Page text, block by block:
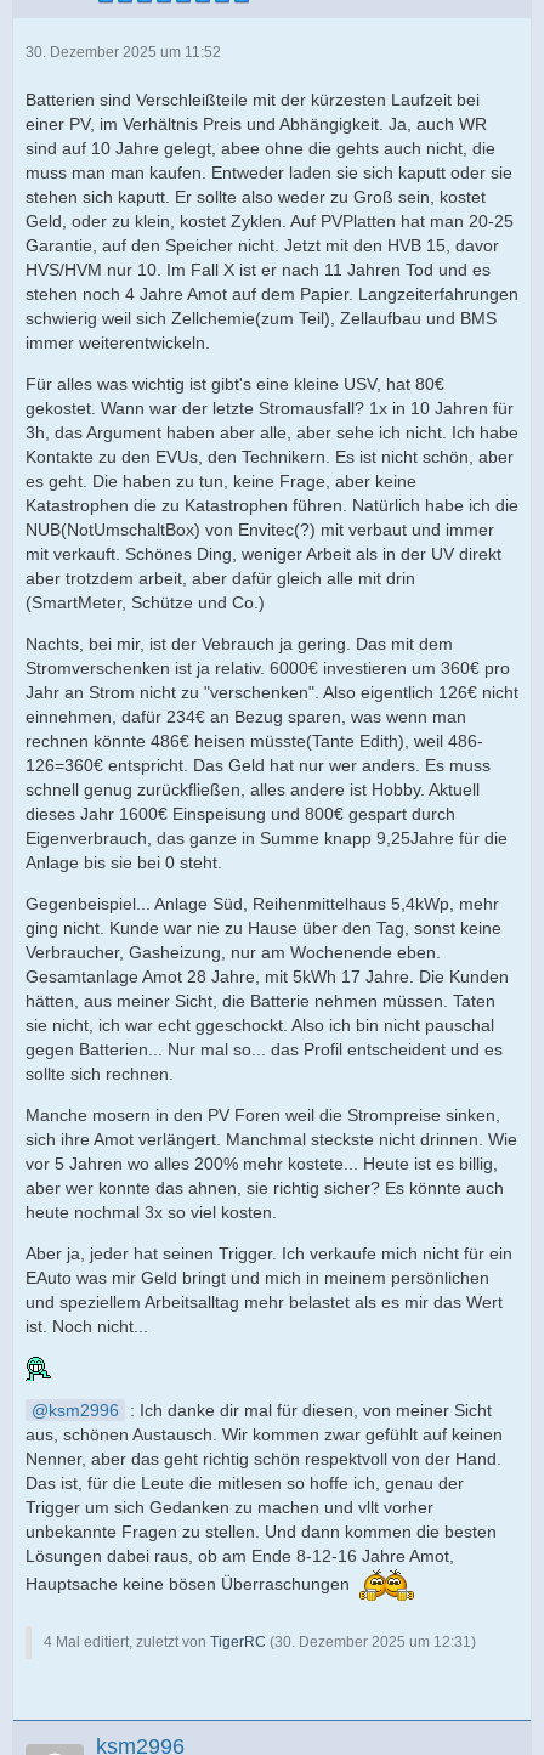
30. Dezember 2025 um 11:52
Batterien sind Verschleißteile mit der kürzesten Laufzeit bei
einer PV, im Verhältnis Preis und Abhängigkeit. Ja, auch WR
sind auf 10 Jahre gelegt, abee ohne die gehts auch nicht, die
muss man man kaufen. Entweder laden sie sich kaputt oder sie
stehen sich kaputt. Er sollte also weder zu Groß sein, kostet
Geld, oder zu klein, kostet Zyklen. Auf PVPlatten hat man 20-25
Garantie, auf den Speicher nicht. Jetzt mit den HVB 15, davor
HVS/HVM nur 10. Im Fall X ist er nach 11 Jahren Tod und es
stehen noch 4 Jahre Amot auf dem Papier. Langzeiterfahrungen
schwierig weil sich Zellchemie(zum Teil), Zellaufbau und BMS
immer weiterentwickeln.
Für alles was wichtig ist gibt's eine kleine USV, hat 80€
gekostet. Wann war der letzte Stromausfall? 1x in 10 Jahren für
3h, das Argument haben aber alle, aber sehe ich nicht. Ich habe
Kontakte zu den EVUs, den Technikern. Es ist nicht schön, aber
es geht. Die haben zu tun, keine Frage, aber keine
Katastrophen die zu Katastrophen führen. Natürlich habe ich die
NUB(NotUmschaltBox) von Envitec(?) mit verbaut und immer
mit verkauft. Schönes Ding, weniger Arbeit als in der UV direkt
aber trotzdem arbeit, aber dafür gleich alle mit drin
(SmartMeter, Schütze und Co.)
Nachts, bei mir, ist der Vebrauch ja gering. Das mit dem
Stromverschenken ist ja relativ. 6000€ investieren um 360€ pro
Jahr an Strom nicht zu "verschenken". Also eigentlich 126€ nicht
einnehmen, dafür 234€ an Bezug sparen, was wenn man
rechnen könnte 486€ heisen müsste(Tante Edith), weil 486-
126=360€ entspricht. Das Geld hat nur wer anders. Es muss
schnell genug zurückfließen, alles andere ist Hobby. Aktuell
dieses Jahr 1600€ Einspeisung und 800€ gespart durch
Eigenverbrauch, das ganze in Summe knapp 9,25Jahre für die
Anlage bis sie bei 0 steht.
Gegenbeispiel... Anlage Süd, Reihenmittelhaus 5,4kWp, mehr
ging nicht. Kunde war nie zu Hause über den Tag, sonst keine
Verbraucher, Gasheizung, nur am Wochenende eben.
Gesamtanlage Amot 28 Jahre, mit 5kWh 17 Jahre. Die Kunden
hätten, aus meiner Sicht, die Batterie nehmen müssen. Taten
sie nicht, ich war echt ggeschockt. Also ich bin nicht pauschal
gegen Batterien... Nur mal so... das Profil entscheident und es
sollte sich rechnen.
Manche mosern in den PV Foren weil die Strompreise sinken,
sich ihre Amot verlängert. Manchmal steckste nicht drinnen. Wie
vor 5 Jahren wo alles 200% mehr kostete... Heute ist es billig,
aber wer konnte das ahnen, sie richtig sicher? Es könnte auch
heute nochmal 3x so viel kosten.
Aber ja, jeder hat seinen Trigger. Ich verkaufe mich nicht für ein
EAuto was mir Geld bringt und mich in meinem persönlichen
und speziellem Arbeitsalltag mehr belastet als es mir das Wert
ist. Noch nicht...
ksm2996
: Ich danke dir mal für diesen, von meiner Sicht
aus, schönen Austausch. Wir kommen zwar gefühlt auf keinen
Nenner, aber das geht richtig schön respektvoll von der Hand.
Das ist, für die Leute die mitlesen so hoffe ich, genau der
Trigger um sich Gedanken zu machen und vllt vorher
unbekannte Fragen zu stellen. Und dann kommen die besten
Lösungen dabei raus, ob am Ende 8-12-16 Jahre Amot,
Hauptsache keine bösen Überraschungen
4 Mal editiert, zuletzt von TigerRC (30. Dezember 2025 um 12:31)
ksm2996